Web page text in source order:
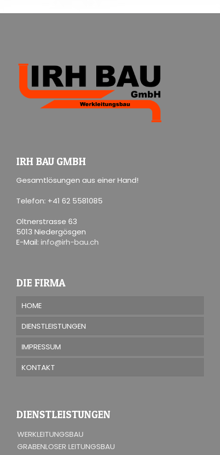
IRH BAU GMBH
Gesamtlösungen aus einer Hand!
Telefon: +41 62 5581085
Oltnerstrasse 63
5013 Niedergösgen
E-Mail: info@irh-bau.ch
DIE FIRMA
HOME
DIENSTLEISTUNGEN
IMPRESSUM
KONTAKT
DIENSTLEISTUNGEN
WERKLEITUNGSBAU
GRABENLOSER LEITUNGSBAU